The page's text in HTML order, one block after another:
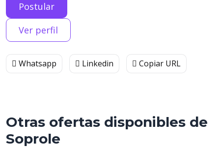
Postular
Ver perfil
Whatsapp Linkedin Copiar URL
Otras ofertas disponibles de
Soprole